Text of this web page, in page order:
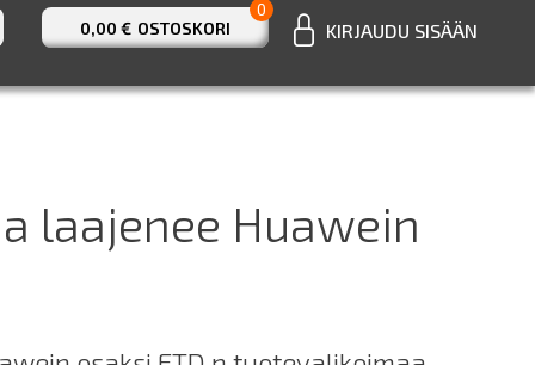
0,00 € OSTOSKORI
0
KIRJAUDU SISÄÄN
laajenee Huawein